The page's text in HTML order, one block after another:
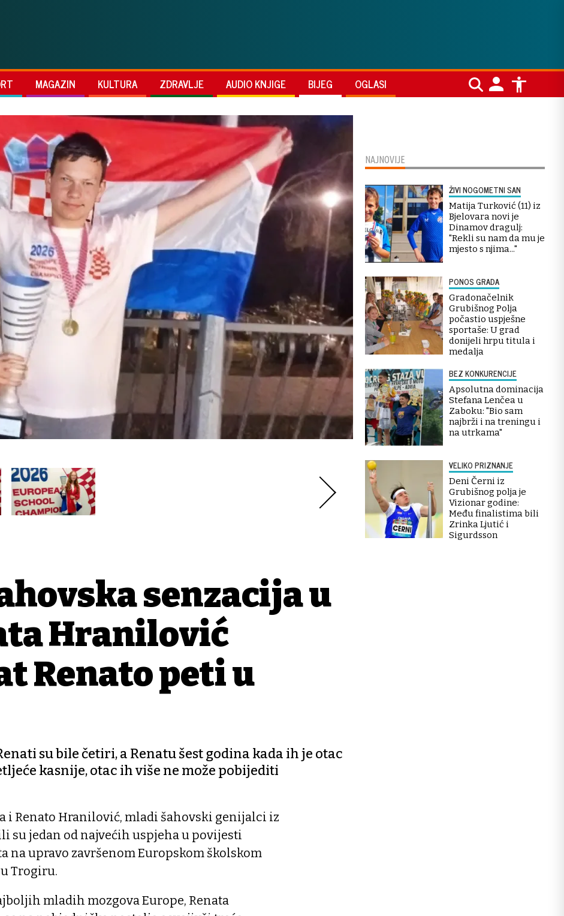
MAGAZIN KULTURA ZDRAVLJE AUDIO KNJIGE BIJEG OGLASI
senzacija u
Hranilović
Renato peti u
su bile četiri, a Renatu šest godina kada ih je otac
kasnije, otac ih više ne može pobijediti
i Renato Hranilović, mladi šahovski genijalci iz
su jedan od najvećih uspjeha u povijesti
na upravo završenom Europskom školskom
Trogiru.
mladih mozgova Europe, Renata
NAJNOVIJE
ŽIVI NOGOMETNI SAN
Matija Turković (11) iz
Bjelovara novi je
Dinamov dragulj:
"Rekli su nam da mu je
mjesto s njima..."
PONOS GRADA
Gradonačelnik
Grubišnog Polja
počastio uspješne
sportaše: U grad
donijeli hrpu titula i
medalja
BEZ KONKURENCIJE
Apsolutna dominacija
Stefana Lenčea u
Zaboku: "Bio sam
najbrži i na treningu i
na utrkama"
VELIKO PRIZNANJE
Deni Černi iz
Grubišnog polja je
Vizionar godine:
Među finalistima bili
Zrinka Ljutić i
Sigurdsson